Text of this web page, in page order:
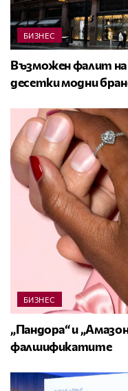
БИЗНЕС
Възможен фалит на
десетки модни
БИЗНЕС
„Пандора“ и
фалшификатите